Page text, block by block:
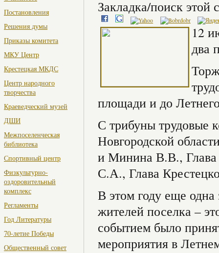
Постановления
Решения думы
Приказы комитета
МКУ Центр
Крестецкая МКДС
Центр народного
творчества
Краеведческий музей
ДШИ
Межпоселенческая
библиотека
Спортивный центр
Физкультурно-
оздоровительный
комплекс
Регламенты
Год Литературы
70-летие Победы
Общественный совет
Закладка/поиск этой
12
два
площади и до
С трибуны трудовые
Новгородской
и Минина В.В., Глава
С.А., Глава
В этом году еще одна
жителей поселка –
событием было
мероприятия в